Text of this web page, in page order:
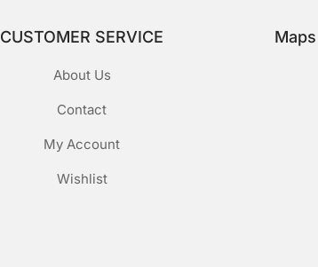
CUSTOMER SERVICE
About Us
Contact
My Account
Wishlist
Maps